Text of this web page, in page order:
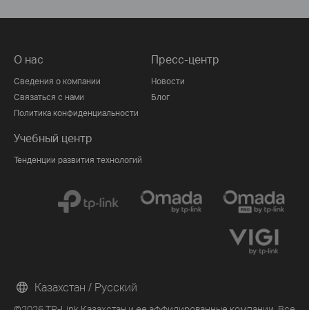
О нас
Сведения о компании
Связаться с нами
Политика конфиденциальности
Пресс-центр
Новости
Блог
Учебный центр
Тенденции развития технологий
Казахстан / Русский